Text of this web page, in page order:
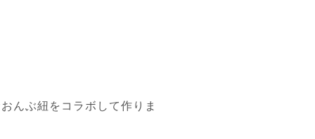
んぶ紐をコラボして作りま